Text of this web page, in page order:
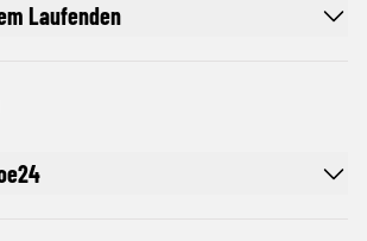
Laufenden